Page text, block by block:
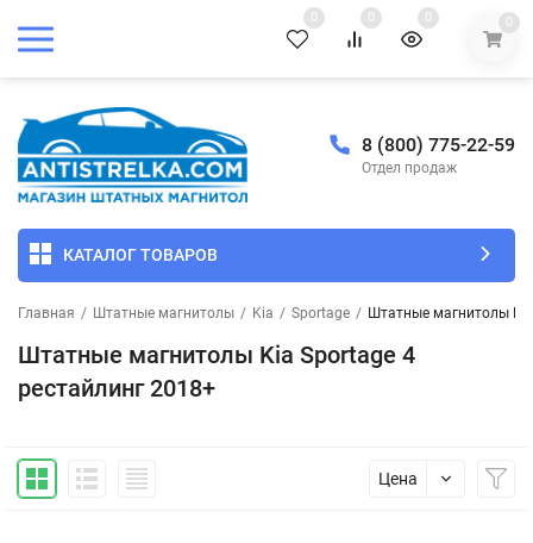
0 0 0 0
8 (800) 775-22-59
Отдел продаж
КАТАЛОГ ТОВАРОВ
Главная / Штатные магнитолы / Kia / Sportage / Штатные магнитолы
Штатные магнитолы Kia Sportage 4
рестайлинг 2018+
Цена